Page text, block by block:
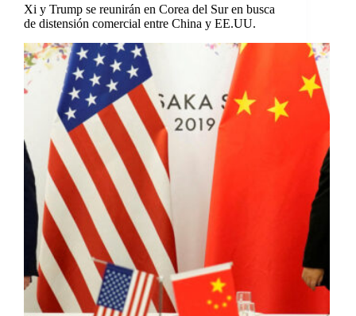
Xi y Trump se reunirán en Corea del Sur en busca
de distensión comercial entre China y EE.UU.